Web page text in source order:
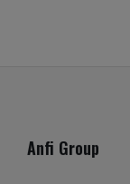
Anfi Group